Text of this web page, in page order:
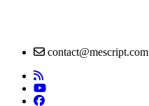
contact@mescript.com